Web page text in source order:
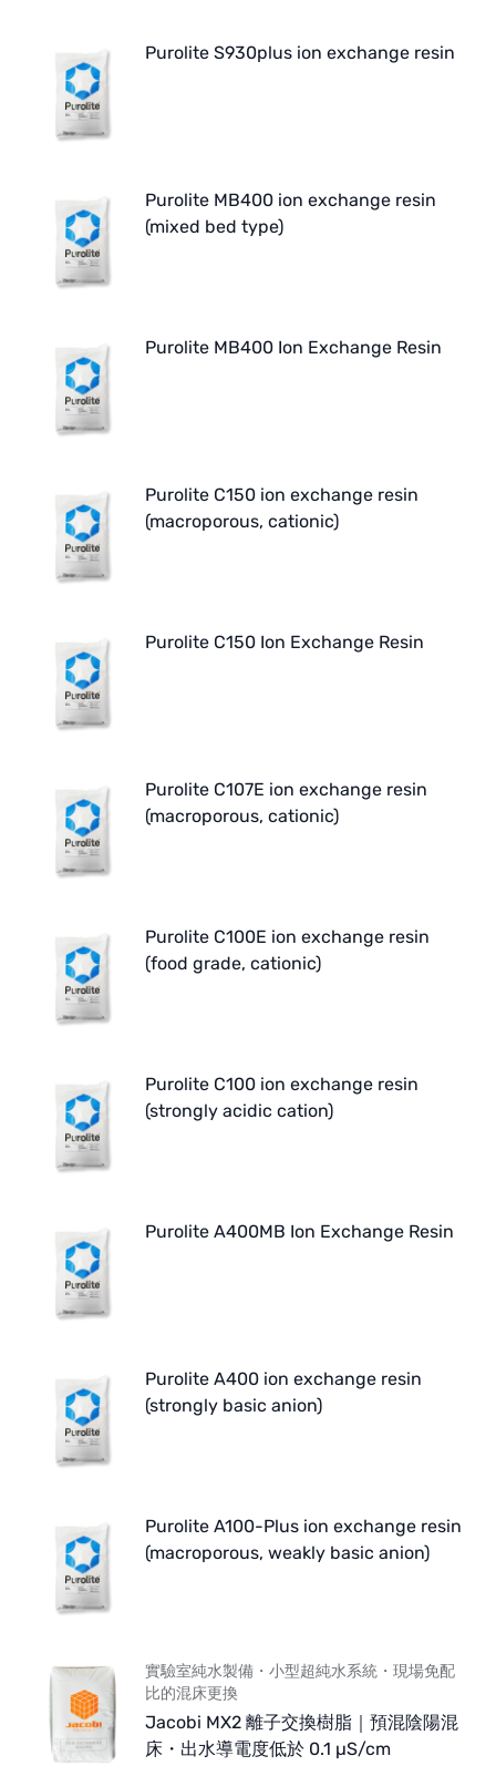
Purolite S930plus ion exchange resin
Purolite MB400 ion exchange resin
(mixed bed type)
Purolite MB400 Ion Exchange Resin
Purolite C150 ion exchange resin
(macroporous, cationic)
Purolite C150 Ion Exchange Resin
Purolite C107E ion exchange resin
(macroporous, cationic)
Purolite C100E ion exchange resin
(food grade, cationic)
Purolite C100 ion exchange resin
(strongly acidic cation)
Purolite A400MB Ion Exchange Resin
Purolite A400 ion exchange resin
(strongly basic anion)
Purolite A100-Plus ion exchange resin
(macroporous, weakly basic anion)
實驗室純水製備・小型超純水系統・現場免配
比的混床更換
Jacobi MX2 離子交換樹脂｜預混陰陽混
床・出水導電度低於 0.1 µS/cm